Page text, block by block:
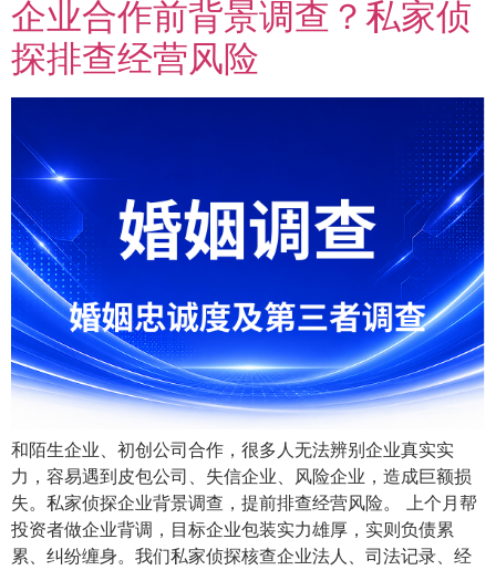
企业合作前背景调查？私家侦
探排查经营风险
和陌生企业、初创公司合作，很多人无法辨别企业真实实
力，容易遇到皮包公司、失信企业、风险企业，造成巨额损
失。私家侦探企业背景调查，提前排查经营风险。 上个月帮
投资者做企业背调，目标企业包装实力雄厚，实则负债累
累、纠纷缠身。我们私家侦探核查企业法人、司法记录、经